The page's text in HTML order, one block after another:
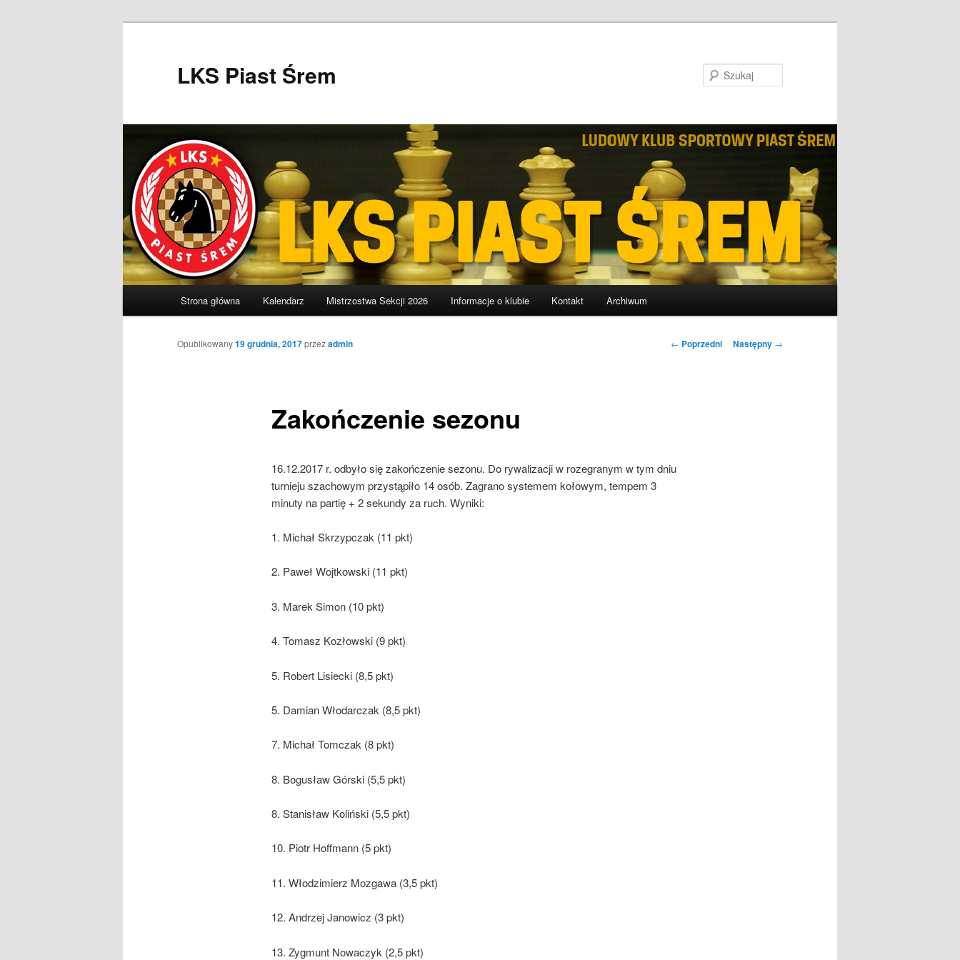
LKS Piast Śrem
Strona główna Kalendarz Mistrzostwa Sekcji 2026 Informacje o klubie Kontakt Archiwum
Nawigacja
← Poprzedni Następny →
Zakończenie sezonu
Opublikowany19 grudnia, 2017przezadmin
16.12.2017 r. odbyło się zakończenie sezonu. Do rywalizacji w rozegranym w tym dniu
turnieju szachowym przystąpiło 14 osób. Zagrano systemem kołowym, tempem 3
minuty na partię + 2 sekundy za ruch. Wyniki:
1. Michał Skrzypczak (11 pkt)
2. Paweł Wojtkowski (11 pkt)
3. Marek Simon (10 pkt)
4. Tomasz Kozłowski (9 pkt)
5. Robert Lisiecki (8,5 pkt)
5. Damian Włodarczak (8,5 pkt)
7. Michał Tomczak (8 pkt)
8. Bogusław Górski (5,5 pkt)
8. Stanisław Koliński (5,5 pkt)
10. Piotr Hoffmann (5 pkt)
11. Włodzimierz Mozgawa (3,5 pkt)
12. Andrzej Janowicz (3 pkt)
13. Zygmunt Nowaczyk (2,5 pkt)